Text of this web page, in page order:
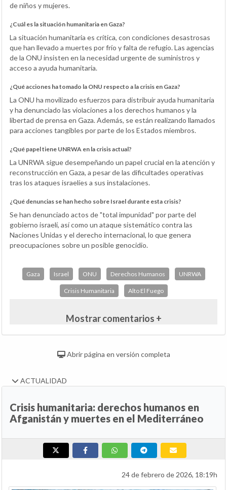
de niños y mujeres.
¿Cuál es la situación humanitaria en Gaza?
La situación humanitaria es crítica, con condiciones desastrosas
que han llevado a muertes por frío y falta de refugio. Las agencias
de la ONU insisten en la necesidad urgente de suministros y
acceso a ayuda humanitaria.
¿Qué acciones ha tomado la ONU respecto a la crisis en Gaza?
La ONU ha movilizado esfuerzos para distribuir ayuda humanitaria
y ha denunciado las violaciones a los derechos humanos y la
libertad de prensa en Gaza. Además, se están realizando llamados
para acciones tangibles por parte de los Estados miembros.
¿Qué papel tiene UNRWA en la crisis actual?
La UNRWA sigue desempeñando un papel crucial en la atención y
reconstrucción en Gaza, a pesar de las dificultades operativas
tras los ataques israelíes a sus instalaciones.
¿Qué denuncias se han hecho sobre Israel durante esta crisis?
Se han denunciado actos de "total impunidad" por parte del
gobierno israelí, así como un ataque sistemático contra las
Naciones Unidas y el derecho internacional, lo que genera
preocupaciones sobre un posible genocidio.
Gaza Israel ONU Derechos Humanos UNRWA
Crisis Humanitaria Alto El Fuego
Mostrar comentarios +
Abrir página en versión completa
ACTUALIDAD
Crisis humanitaria: derechos humanos en
Afganistán y muertes en el Mediterráneo
24 de febrero de 2026, 18:19h